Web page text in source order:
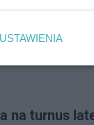
spacerami
przyciąga w tym
na turnus
USTAWIENIA